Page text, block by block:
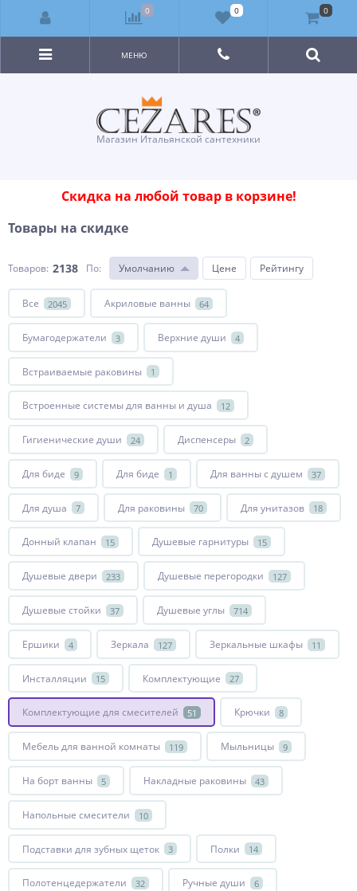
Магазин Итальянской сантехники
МЕНЮ
Скидка на любой товар в корзине!
Товары на скидке
Товаров: 2138 По: Умолчанию Цене Рейтингу
Все 2045 Акриловые ванны 64
Бумагодержатели 3 Верхние души 4
Встраиваемые раковины 1
Встроенные системы для ванны и душа 12
Гигиенические души 24 Диспенсеры 2
Для биде 9 Для биде 1 Для ванны с душем 37
Для душа 7 Для раковины 70 Для унитазов 18
Донный клапан 15 Душевые гарнитуры 15
Душевые двери 233 Душевые перегородки 127
Душевые стойки 37 Душевые углы 714
Ершики 4 Зеркала 127 Зеркальные шкафы 11
Инсталляции 15 Комплектующие 27
Комплектующие для смесителей 51 Крючки 8
Мебель для ванной комнаты 119 Мыльницы 9
На борт ванны 5 Накладные раковины 43
Напольные смесители 10
Подставки для зубных щеток 3 Полки 14
Полотенцедержатели 32 Ручные души 6
0 0 0